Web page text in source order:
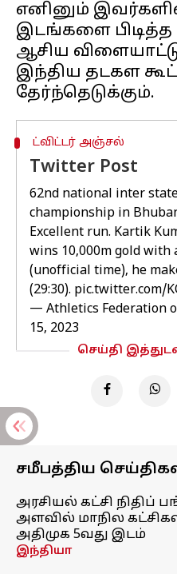
எனினும்
இடங்களை
ஆசிய
இந்திய தடகள
ட்விட்டர் அஞ்சல்
Twitter Post
62nd national inter
championship in
Excellent run. Kartik
wins 10,000m gold with
(unofficial time), he
(29:30). pic.twitter.com/
— Athletics Federation
15, 2023
செய்தி
சமீபத்திய
அரசியல் கட்சி நிதிப்
அளவில் மாநில
அதிமுக 5வது இடம்
இந்தியா